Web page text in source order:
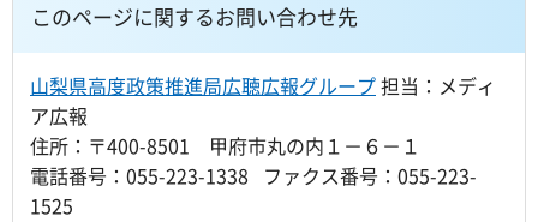
このページに関するお問い合わせ先
山梨県高度政策推進局広聴広報グループ担当：メディ
ア広報
住所：〒400-8501 甲府市丸の内１－６－１
電話番号：055-223-1338 ファクス番号：055-223-
1525